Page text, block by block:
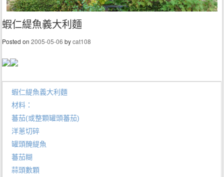
蝦仁緹魚義大利麵
Posted on2005-05-06 bycat108
蝦仁緹魚義大利麵
材料：
蕃茄(或整顆罐頭蕃茄)
洋蔥切碎
罐頭醃緹魚
蕃茄糊
蒜頭數顆